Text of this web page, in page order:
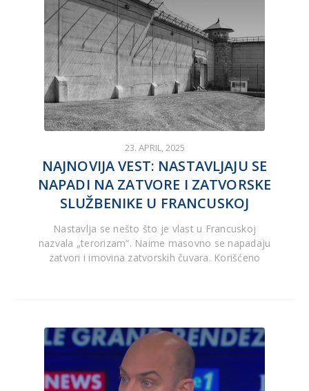
23. APRIL, 2025
NAJNOVIJA VEST: NASTAVLJAJU SE
NAPADI NA ZATVORE I ZATVORSKE
SLUŽBENIKE U FRANCUSKOJ
Nastavlja se nešto što je vlast u Francuskoj
nazvala „terorizam“. Naime masovno se napadaju
zatvori i imovina zatvorskih čuvara. Korišćeno